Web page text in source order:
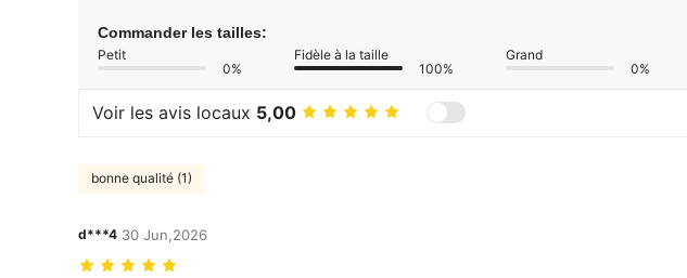
Commander les tailles:
Petit
0%
Fidèle à la taille
100%
Grand
0%
Voir les avis locaux 5,00
bonne qualité (1)
d***4 30 Jun,2026